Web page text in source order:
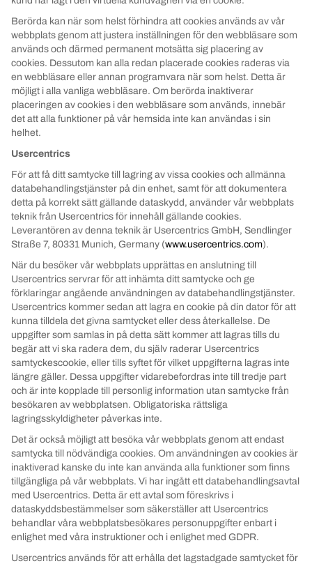
Berörda kan när som helst förhindra att cookies används av vår
webbplats genom att justera inställningen för den webbläsare som
används och därmed permanent motsätta sig placering av
cookies. Dessutom kan alla redan placerade cookies raderas via
en webbläsare eller annan programvara när som helst. Detta är
möjligt i alla vanliga webbläsare. Om berörda inaktiverar
placeringen av cookies i den webbläsare som används, innebär
det att alla funktioner på vår hemsida inte kan användas i sin
helhet.
Usercentrics
För att få ditt samtycke till lagring av vissa cookies och allmänna
databehandlingstjänster på din enhet, samt för att dokumentera
detta på korrekt sätt gällande dataskydd, använder vår webbplats
teknik från Usercentrics för innehåll gällande cookies.
Leverantören av denna teknik är Usercentrics GmbH, Sendlinger
Straße 7, 80331 Munich, Germany (www.usercentrics.com).
När du besöker vår webbplats upprättas en anslutning till
Usercentrics servrar för att inhämta ditt samtycke och ge
förklaringar angående användningen av databehandlingstjänster.
Usercentrics kommer sedan att lagra en cookie på din dator för att
kunna tilldela det givna samtycket eller dess återkallelse. De
uppgifter som samlas in på detta sätt kommer att lagras tills du
begär att vi ska radera dem, du själv raderar Usercentrics
samtyckescookie, eller tills syftet för vilket uppgifterna lagras inte
längre gäller. Dessa uppgifter vidarebefordras inte till tredje part
och är inte kopplade till personlig information utan samtycke från
besökaren av webbplatsen. Obligatoriska rättsliga
lagringsskyldigheter påverkas inte.
Det är också möjligt att besöka vår webbplats genom att endast
samtycka till nödvändiga cookies. Om användningen av cookies är
inaktiverad kanske du inte kan använda alla funktioner som finns
tillgängliga på vår webbplats. Vi har ingått ett databehandlingsavtal
med Usercentrics. Detta är ett avtal som föreskrivs i
dataskyddsbestämmelser som säkerställer att Usercentrics
behandlar våra webbplatsbesökares personuppgifter enbart i
enlighet med våra instruktioner och i enlighet med GDPR.
Usercentrics används för att erhålla det lagstadgade samtycket för